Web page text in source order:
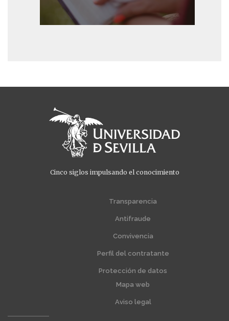
Cinco siglos impulsando el conocimiento
Transparencia
Antifraude
Convivencia
Perfil del contratante
Protección de datos
Mapa web
Aviso legal